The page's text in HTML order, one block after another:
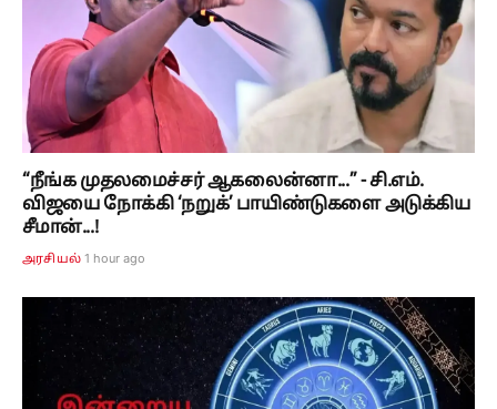
“நீங்க முதலமைச்சர் ஆகலைன்னா...” - சி.எம்.
விஜயை நோக்கி ‘நறுக்’ பாயிண்டுகளை அடுக்கிய
சீமான்...!
அரசியல் 1 hour ago